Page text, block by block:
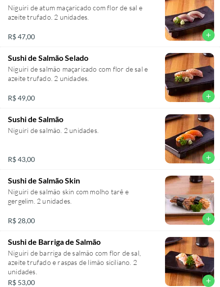
Niguiri de atum maçaricado com flor de sal e
azeite trufado. 2 unidades.
R$ 47,00 add
Sushi de Salmão Selado
Niguiri de salmão maçaricado com flor de sal e
azeite trufado. 2 unidades.
R$ 49,00 add
Sushi de Salmão
Niguiri de salmão. 2 unidades.
R$ 43,00 add
Sushi de Salmão Skin
Niguiri de salmão skin com molho tarê e
gergelim. 2 unidades.
R$ 28,00 add
Sushi de Barriga de Salmão
Niguiri de barriga de salmão com flor de sal,
azeite trufado e raspas de limão siciliano. 2
unidades.
R$ 53,00
add